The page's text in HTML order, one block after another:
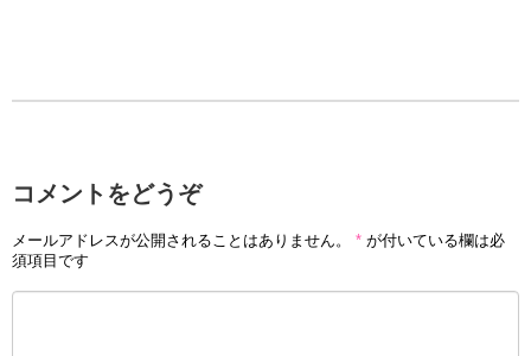
コメントをどうぞ
メールアドレスが公開されることはありません。 * が付いている欄は必
須項目です